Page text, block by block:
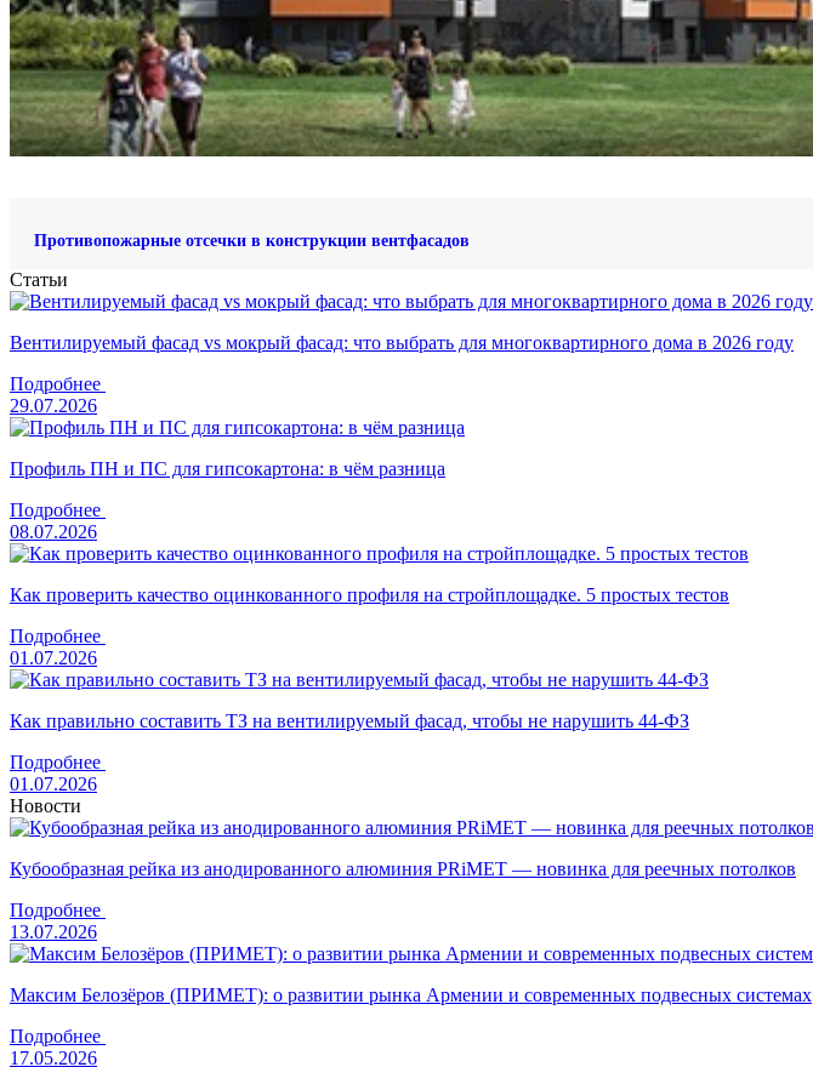
Противопожарные отсечки в конструкции вентфасадов
Статьи
Вентилируемый фасад vs мокрый фасад: что выбрать для многоквартирного дома в 2026 году
Подробнее
29.07.2026
Профиль ПН и ПС для гипсокартона: в чём разница
Подробнее
08.07.2026
Как проверить качество оцинкованного профиля на стройплощадке. 5 простых тестов
Подробнее
01.07.2026
Как правильно составить ТЗ на вентилируемый фасад, чтобы не нарушить 44-ФЗ
Подробнее
01.07.2026
Новости
Кубообразная рейка из анодированного алюминия PRiMET — новинка для реечных потолков
Подробнее
13.07.2026
Максим Белозёров (ПРИМЕТ): о развитии рынка Армении и современных подвесных системах
Подробнее
17.05.2026